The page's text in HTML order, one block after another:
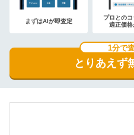
まずはAIが即査定
プロとの
適正価格
とりあえず
1分で